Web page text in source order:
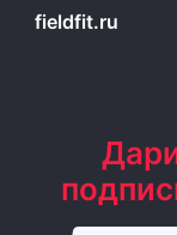
fieldfit.ru